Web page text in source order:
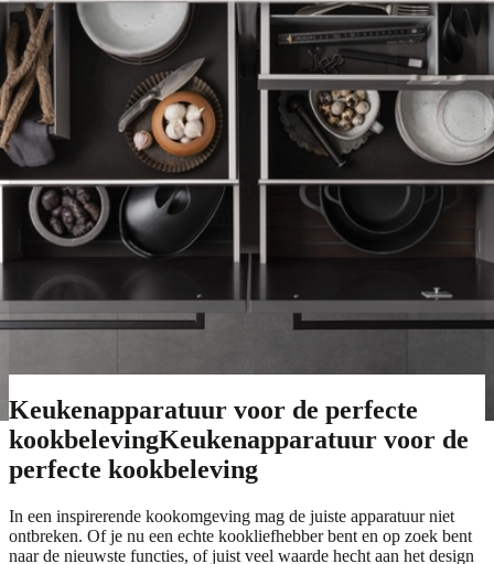
Keukeninspiratie voor
accessoires
Keukeninspiratie voor
accessoires
Maakt jouw hart ook een sprongetje als je denkt aan het moment dat
je de keuken gaat inrichten? Snappen wij helemaal. Met de juiste
keuken accessoires zet je de puntjes op de i. Wat dacht je van
inzetbakjes om je lades perfect te organiseren, verlichting om extra
goed zicht te hebben op het keukenblad, een luxe zeepdispenser,
vaatdoekhouder en een goed waste systeem? Ook in ons assortiment
keukenaccessoires doe je de nodige keuken inspiratie op. Laat je
inspireren door onze collectie
keuken accessoires.
Keukenapparatuur voor de perfecte
kookbelevingKeukenapparatuur voor de
perfecte kookbeleving
In een inspirerende kookomgeving mag de juiste apparatuur niet
ontbreken. Of je nu een echte kookliefhebber bent en op zoek bent
naar de nieuwste functies, of juist veel waarde hecht aan het design